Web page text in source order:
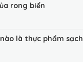
rong biển
là thực phẩm sạch